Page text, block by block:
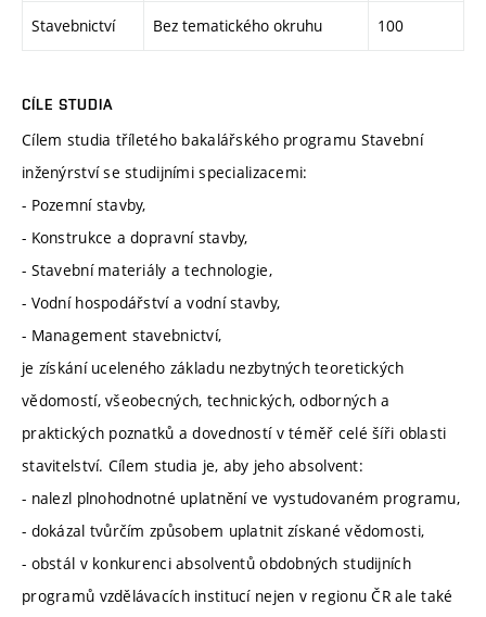
Stavebnictví Bez tematického okruhu 100
CÍLE STUDIA
Cílem studia tříletého bakalářského programu Stavební
inženýrství se studijními specializacemi:
- Pozemní stavby,
- Konstrukce a dopravní stavby,
- Stavební materiály a technologie,
- Vodní hospodářství a vodní stavby,
- Management stavebnictví,
je získání uceleného základu nezbytných teoretických
vědomostí, všeobecných, technických, odborných a
praktických poznatků a dovedností v téměř celé šíři oblasti
stavitelství. Cílem studia je, aby jeho absolvent:
- nalezl plnohodnotné uplatnění ve vystudovaném programu,
- dokázal tvůrčím způsobem uplatnit získané vědomosti,
- obstál v konkurenci absolventů obdobných studijních
programů vzdělávacích institucí nejen v regionu ČR ale také